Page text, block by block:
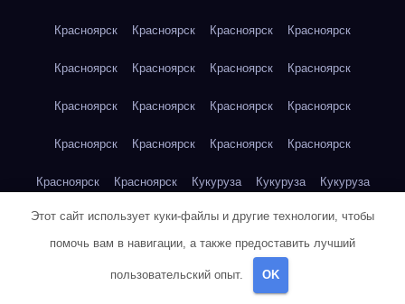
Красноярск Красноярск Красноярск Красноярск
Красноярск Красноярск Красноярск Красноярск
Красноярск Красноярск Красноярск Красноярск
Красноярск Красноярск Красноярск Красноярск
Красноярск Красноярск Кукуруза Кукуруза Кукуруза
Кукуруза Кукуруза Кукуруза Кукуруза Кукуруза
Кукуруза
Куриная грудка
Этот сайт использует куки-файлы и другие технологии, чтобы
помочь вам в навигации, а также предоставить лучший
пользовательский опыт. OK